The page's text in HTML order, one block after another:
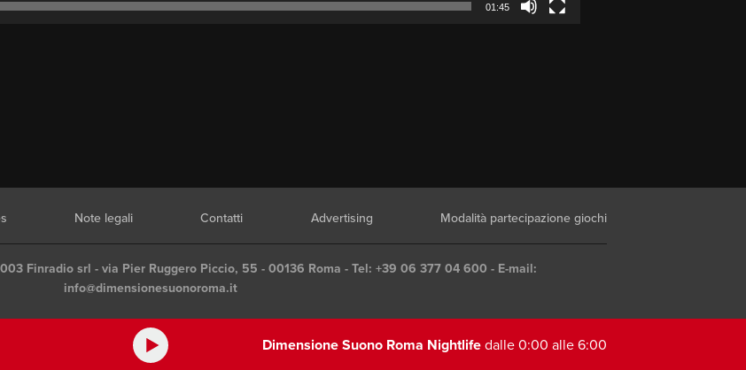
Dimensione Suono Roma Nightlife dalle 0:00 alle 6:00
01:45
Note legali Contatti Advertising Modalità partecipazione giochi
Finradio srl - via Pier Ruggero Piccio, 55 - 00136 Roma - Tel: +39 06 377 04 600 - E-mail:
info@dimensionesuonoroma.it